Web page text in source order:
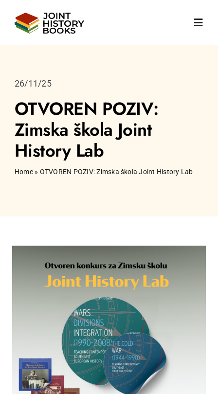
content
Vijesti
Knjige
Crnogorski
26/11/25
OTVOREN POZIV:
Zimska škola Joint
History Lab
Home» OTVOREN POZIV: Zimska škola Joint History Lab